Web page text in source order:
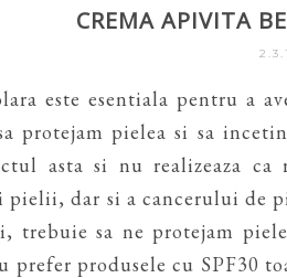
CREMA APIVITA
este esentiala pentru a
protejam pielea si sa
asta si nu realizeaza
dar si a cancerului de
trebuie sa ne protejam
prefer produsele cu SPF30